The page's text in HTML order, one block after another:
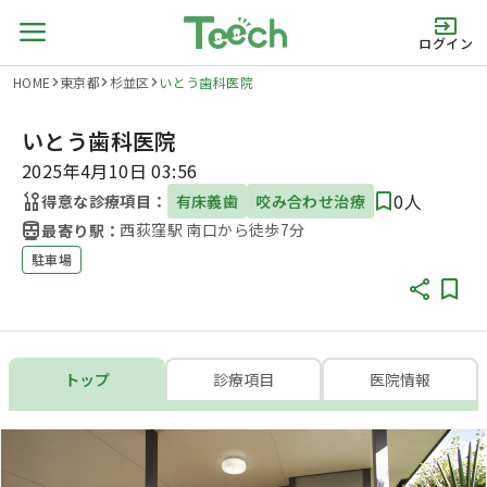
ログイン
HOME 東京都 杉並区 いとう歯科医院
いとう歯科医院
2025年4月10日 03:56
得意な診療項目： 有床義歯 咬み合わせ治療 0人
最寄り駅： 西荻窪駅 南口から徒歩7分
駐車場
トップ 診療項目 医院情報